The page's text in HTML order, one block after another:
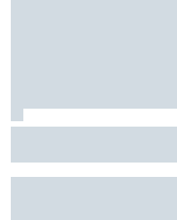
イギリスGPスプリント